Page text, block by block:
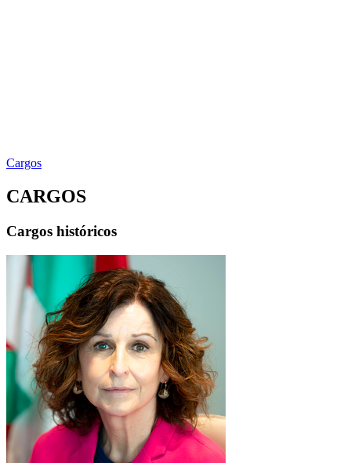
Cargos
CARGOS
Cargos históricos